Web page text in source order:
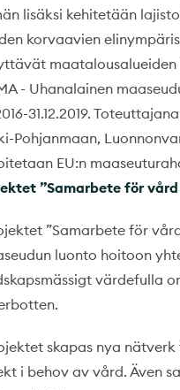
lisäksi kehitetään
korvaavien
- Uhanalainen
31.12.2019.
Pohjanmaan,
EU:n
”Samarbete för
”Samarbete för
luonto hoitoon
värdefulla
skapas nya
i behov av vård. Även